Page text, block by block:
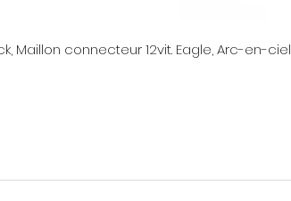
Maillon connecteur 12vit. Eagle, Arc-en-ciel